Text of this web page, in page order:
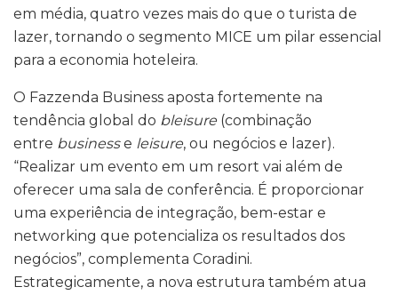
em média, quatro vezes mais do que o turista de
lazer, tornando o segmento MICE um pilar essencial
para a economia hoteleira.
O Fazzenda Business aposta fortemente na
tendência global do bleisure (combinação
entre businesse leisure, ou negócios e lazer).
“Realizar um evento em um resort vai além de
oferecer uma sala de conferência. É proporcionar
uma experiência de integração, bem-estar e
networking que potencializa os resultados dos
negócios”, complementa Coradini.
Estrategicamente, a nova estrutura também atua